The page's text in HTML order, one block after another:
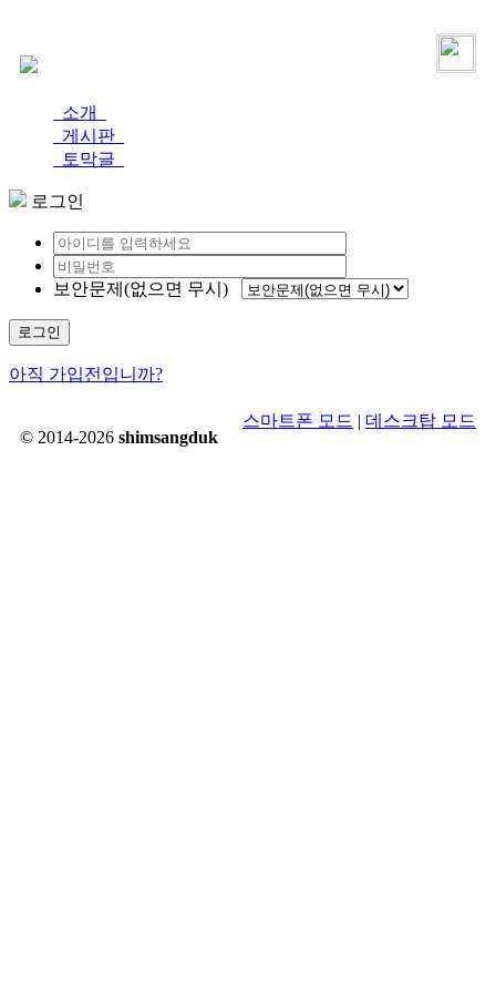
소개
게시판
토막글
로그인
보안문제(없으면 무시)
로그인
아직 가입전입니까?
© 2014-2026 shimsangduk
스마트폰 모드 | 데스크탑 모드